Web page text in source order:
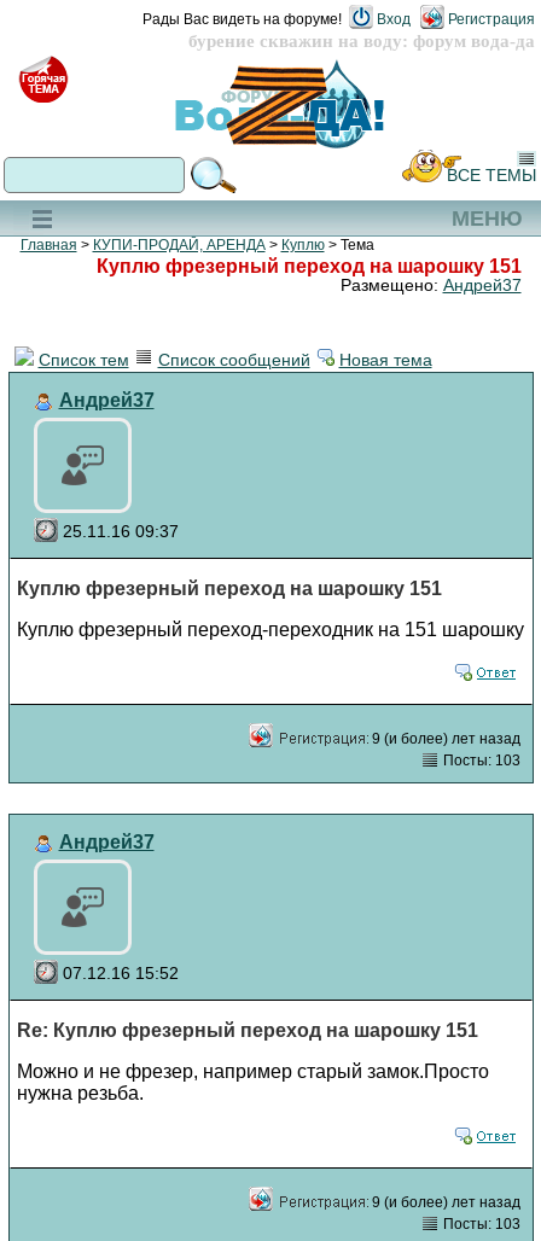
бурение скважин на воду: форум вода-да
Рады Вас видеть на форуме! Вход Регистрация
МЕНЮ
ВСЕ ТЕМЫ
Главная > КУПИ-ПРОДАЙ, АРЕНДА> Куплю> Тема
Куплю фрезерный переход на шарошку 151
Размещено: Андрей37
Список тем Список сообщений Новая тема
Андрей37
25.11.16 09:37
Куплю фрезерный переход на шарошку 151
Куплю фрезерный переход-переходник на 151 шарошку
9 (и более) лет назад
Посты: 103
Андрей37
07.12.16 15:52
Re: Куплю фрезерный переход на шарошку 151
Можно и не фрезер, например старый замок.Просто
нужна резьба.
9 (и более) лет назад
Посты: 103